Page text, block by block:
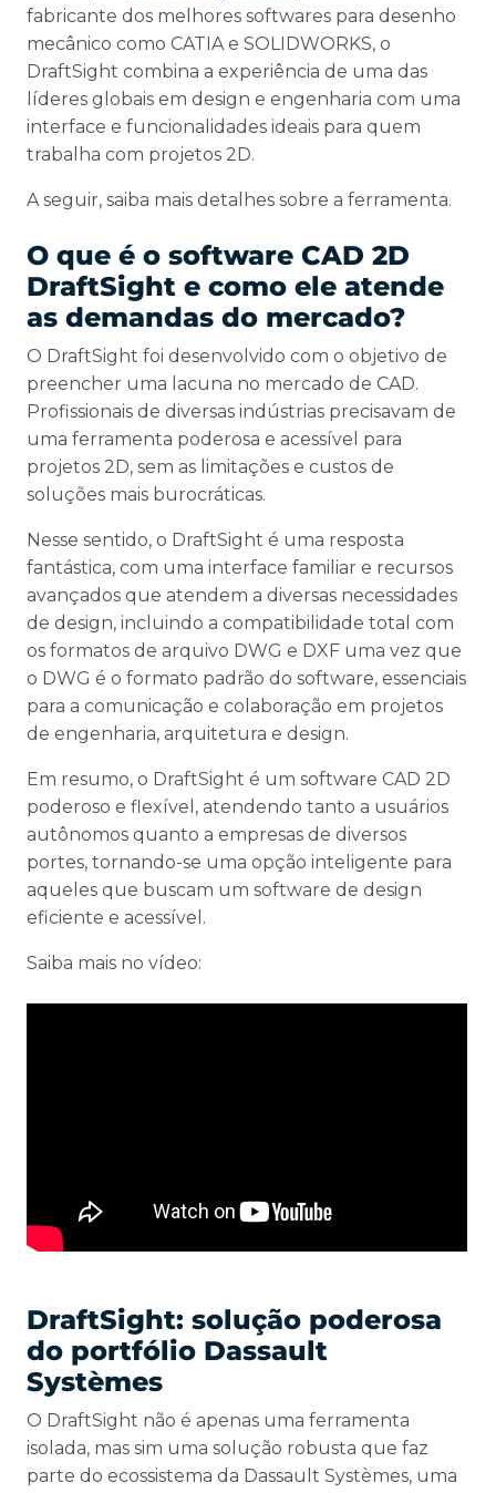
fabricante dos melhores softwares para desenho
mecânico como CATIA e SOLIDWORKS, o
DraftSight combina a experiência de uma das
líderes globais em design e engenharia com uma
interface e funcionalidades ideais para quem
trabalha com projetos 2D.
A seguir, saiba mais detalhes sobre a ferramenta.
O que é o software CAD 2D
DraftSight e como ele atende
as demandas do mercado?
O DraftSight foi desenvolvido com o objetivo de
preencher uma lacuna no mercado de CAD.
Profissionais de diversas indústrias precisavam de
uma ferramenta poderosa e acessível para
projetos 2D, sem as limitações e custos de
soluções mais burocráticas.
Nesse sentido, o DraftSight é uma resposta
fantástica, com uma interface familiar e recursos
avançados que atendem a diversas necessidades
de design, incluindo a compatibilidade total com
os formatos de arquivo DWG e DXF uma vez que
o DWG é o formato padrão do software, essenciais
para a comunicação e colaboração em projetos
de engenharia, arquitetura e design.
Em resumo, o DraftSight é um software CAD 2D
poderoso e flexível, atendendo tanto a usuários
autônomos quanto a empresas de diversos
portes, tornando-se uma opção inteligente para
aqueles que buscam um software de design
eficiente e acessível.
Saiba mais no vídeo:
DraftSight: solução poderosa
do portfólio Dassault
Systèmes
O DraftSight não é apenas uma ferramenta
isolada, mas sim uma solução robusta que faz
parte do ecossistema da Dassault Systèmes, uma